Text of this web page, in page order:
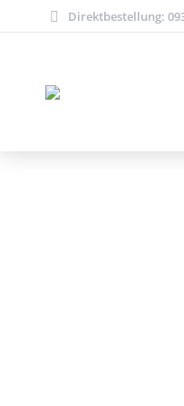
Direktbestellung: